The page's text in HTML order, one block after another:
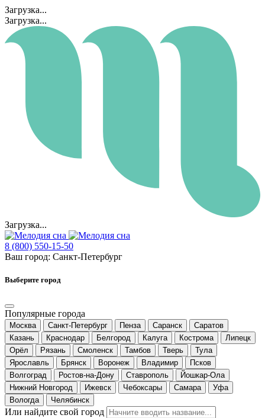
Загрузка...
Загрузка...
Загрузка...
8 (800) 550-15-50
Ваш город: Санкт-Петербург
Выберите город
Популярные города
Москва Санкт-Петербург Пенза Саранск
Саратов
Казань
Краснодар Белгород Калуга Кострома
Липецк
Орёл
Рязань Смоленск Тамбов Тверь
Тула
Ярославль
Брянск Воронеж Владимир
Псков
Волгоград
Ростов-на-Дону Ставрополь
Йошкар-Ола
Нижний Новгород
Ижевск Чебоксары Самара
Уфа
Вологда
Челябинск
Или найдите свой город